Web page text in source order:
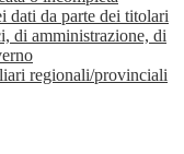
dati da parte dei titolari
di amministrazione, di
regionali/provinciali